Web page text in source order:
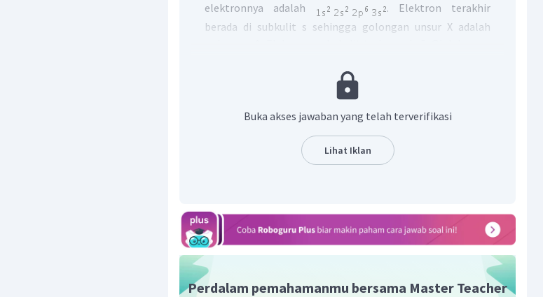
elektronnya adalah
. Elektron terakhir
berada di subkulit s sehingga golongan unsur X adalah
Pada gambar ada 3 kulit, berarti unsur X berada pada kulit
Golongan IIA memiliki nama golongan alkali tanah. Opsi C
Golongan IIA merupakan golongan logam. Opsi D tidak
Jadi, jawaban yang tepat adalah C.
Buka akses jawaban yang telah terverifikasi
Lihat Iklan
Perdalam pemahamanmu bersama Master Teacher